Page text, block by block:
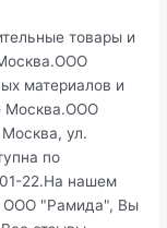
товары и
Москва.ООО
материалов и
Москва.ООО
ул.
по
22.На нашем
ООО "Рамида", Вы